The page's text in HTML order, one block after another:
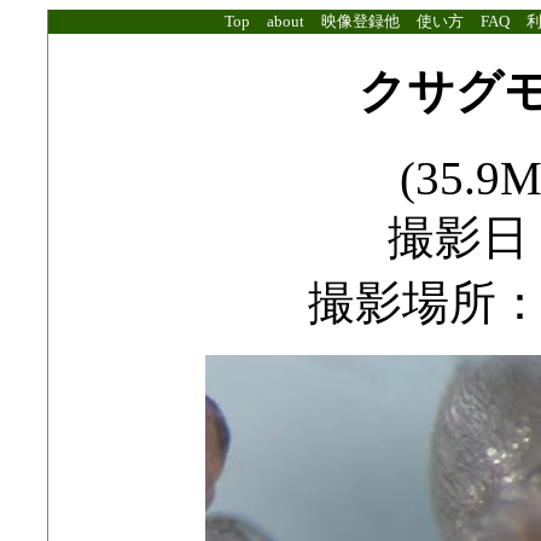
Top about 映像登録他 使い方 FAQ
クサグ
撮影日
撮影場所